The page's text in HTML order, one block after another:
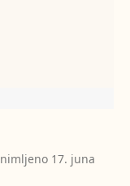
17. juna